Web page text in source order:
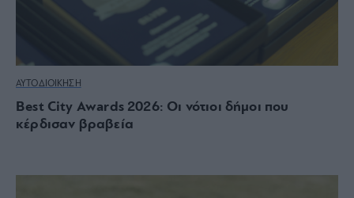
ΑΥΤΟΔΙΟΙΚΗΣΗ
Best City Awards 2026: Οι νότιοι δήμοι που
κέρδισαν βραβεία